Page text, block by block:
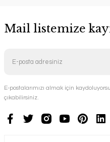
Mail listemize
E-postalarımızı almak için
çıkabilirsiniz.